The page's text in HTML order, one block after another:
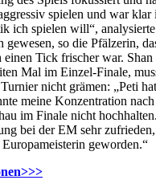
spielen und war
ich spielen will“,
so die Pfälzerin,
Tick frischer war. Shan
Mal im Einzel-Finale,
nicht grämen: „Peti
meine Konzentration
im Finale nicht
bei der EM sehr
geworden.“